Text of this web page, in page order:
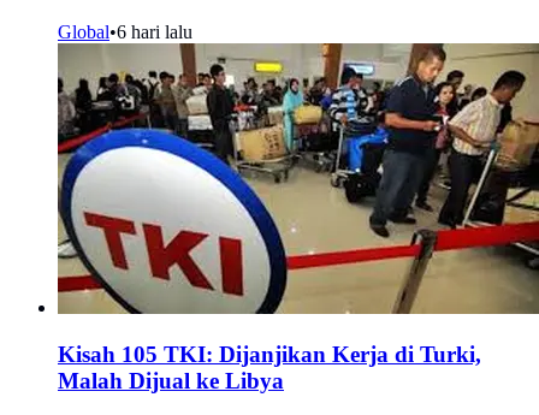
Global•6 hari lalu
Kisah 105 TKI: Dijanjikan Kerja di Turki,
Malah Dijual ke Libya